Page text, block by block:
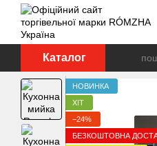
Перейти до основного контенту
Каталог
НОВИНКА
ХІТ
−24%
БЕЗКОШТОВНА